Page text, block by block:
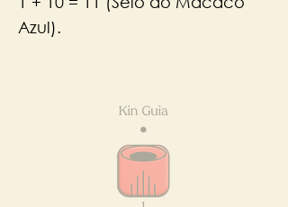
Azul).